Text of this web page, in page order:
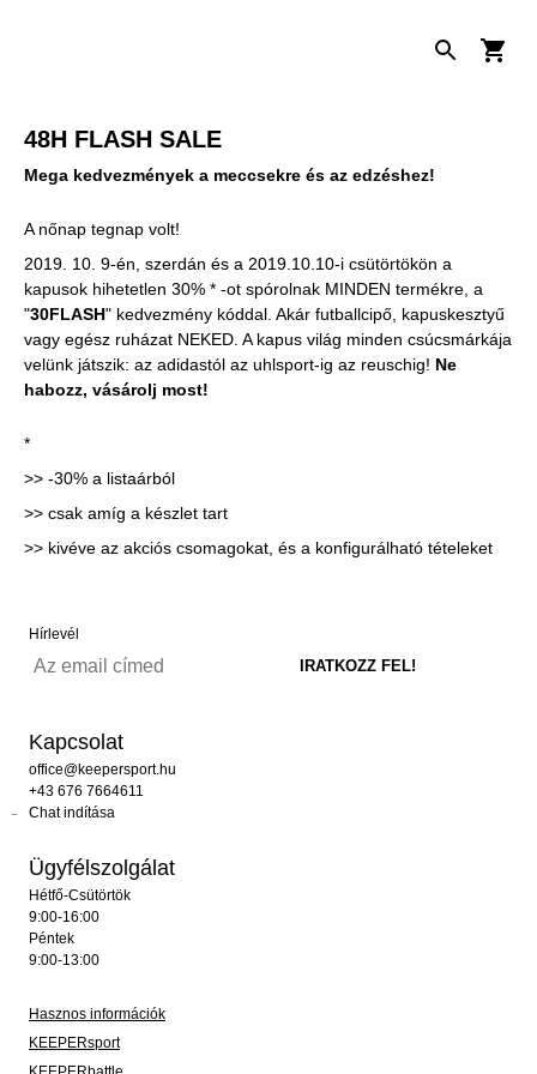
48H FLASH SALE
Mega kedvezmények a meccsekre és az edzéshez!
A nőnap tegnap volt!
2019. 10. 9-én, szerdán és a 2019.10.10-i csütörtökön a
kapusok hihetetlen 30% * -ot spórolnak MINDEN termékre, a
"30FLASH" kedvezmény kóddal. Akár futballcipő, kapuskesztyű
vagy egész ruházat NEKED. A kapus világ minden csúcsmárkája
velünk játszik: az adidastól az uhlsport-ig az reuschig! Ne
habozz, vásárolj most!
*
>> -30% a listaárból
>> csak amíg a készlet tart
>> kivéve az akciós csomagokat, és a konfigurálható tételeket
Hírlevél
Kapcsolat
office@keepersport.hu
+43 676 7664611
Chat indítása
Ügyfélszolgálat
Hétfő-Csütörtök
9:00-16:00
Péntek
9:00-13:00
Hasznos információk
KEEPERsport